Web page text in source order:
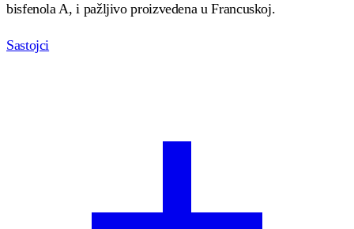
bisfenola A, i pažljivo proizvedena u Francuskoj.
Sastojci